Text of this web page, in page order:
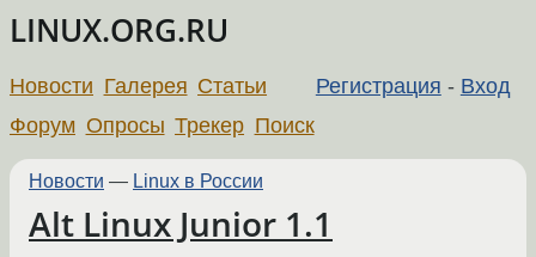
LINUX.ORG.RU
Регистрация - Вход
Новости Галерея Статьи
Форум Опросы Трекер Поиск
Новости — Linux в России
Alt Linux Junior 1.1